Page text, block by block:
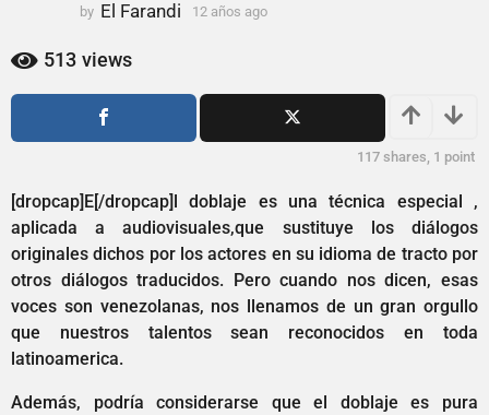
2
a
o
a
g
o
by El Farandi 12 años ago
o
513 views
117 shares, 1 point
[dropcap]E[/dropcap]l doblaje es una técnica especial ,
aplicada a audiovisuales,que sustituye los diálogos
originales dichos por los actores en su idioma de tracto por
otros diálogos traducidos. Pero cuando nos dicen, esas
voces son venezolanas, nos llenamos de un gran orgullo
que nuestros talentos sean reconocidos en toda
latinoamerica.
Además, podría considerarse que el doblaje es pura